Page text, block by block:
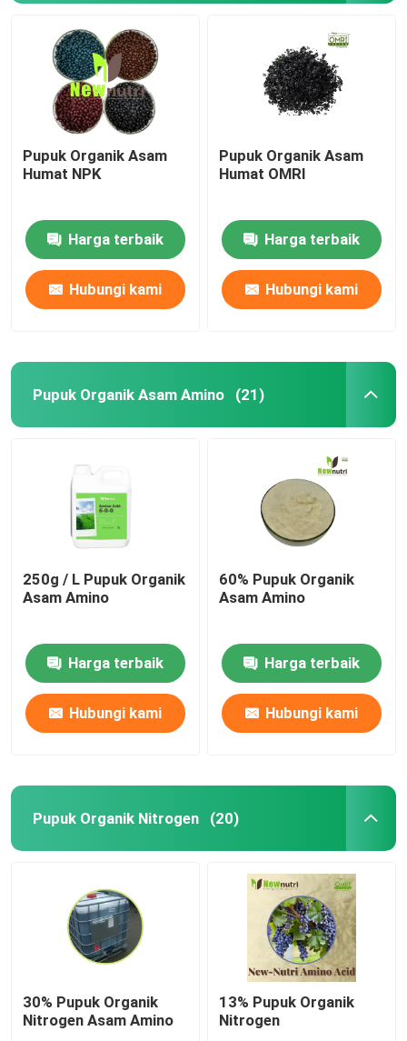
Pupuk Organik Asam
Humat NPK
Harga terbaik
Hubungi kami
Pupuk Organik Asam
Humat OMRI
Harga terbaik
Hubungi kami
Pupuk Organik Asam Amino (21)
250g / L Pupuk Organik
Asam Amino
Harga terbaik
Hubungi kami
60% Pupuk Organik
Asam Amino
Harga terbaik
Hubungi kami
Pupuk Organik Nitrogen (20)
30% Pupuk Organik
Nitrogen Asam Amino
13% Pupuk Organik
Nitrogen